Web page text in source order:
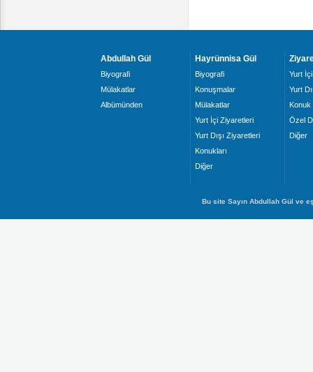
Abdullah Gül
Biyografi
Mülakatlar
Albümünden
Hayrünnisa Gül
Biyografi
Konuşmalar
Mülakatlar
Yurt İçi Ziyaretleri
Yurt Dışı Ziyaretleri
Konukları
Diğer
Yurt İçi
Yurt
Konuk
Özel
Diğer
Bu site Sayın Abdullah Gül ve